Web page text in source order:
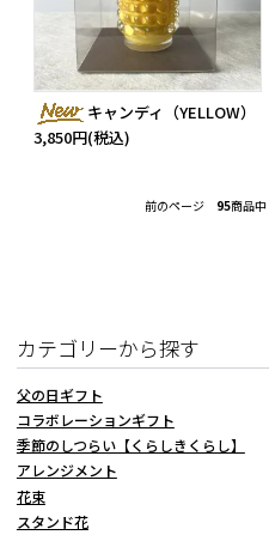
キャンディ（YELLOW）
3,850円(税込)
前のページ 95商品中
カテゴリーから探す
父の日ギフト
コラボレーションギフト
季節のしつらい【くらしきくらし】
アレンジメント
花束
スタンド花